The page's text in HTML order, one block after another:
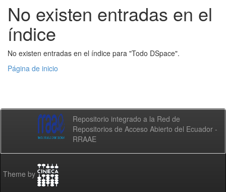
No existen entradas en el
índice
No existen entradas en el índice para "Todo DSpace".
Página de inicio
Repositorio integrado a la Red de
Repositorios de Acceso Abierto del Ecuador -
RRAAE
Theme by